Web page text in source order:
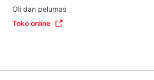
Oli dan pelumas
Toko online